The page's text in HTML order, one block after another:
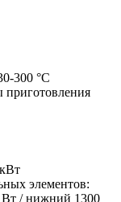
300 °C
приготовления
элементов:
Вт / нижний 1300